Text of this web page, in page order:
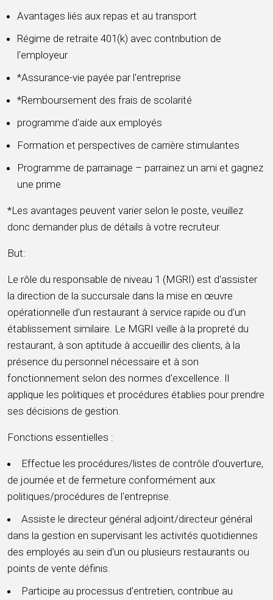
Avantages liés aux repas et au transport
Régime de retraite 401(k) avec contribution de
l'employeur
*Assurance-vie payée par l'entreprise
*Remboursement des frais de scolarité
programme d'aide aux employés
Formation et perspectives de carrière stimulantes
Programme de parrainage – parrainez un ami et gagnez
une prime
*Les avantages peuvent varier selon le poste, veuillez
donc demander plus de détails à votre recruteur.
But:
Le rôle du responsable de niveau 1 (MGRI) est d'assister
la direction de la succursale dans la mise en œuvre
opérationnelle d'un restaurant à service rapide ou d'un
établissement similaire. Le MGRI veille à la propreté du
restaurant, à son aptitude à accueillir des clients, à la
présence du personnel nécessaire et à son
fonctionnement selon des normes d'excellence. Il
applique les politiques et procédures établies pour prendre
ses décisions de gestion.
Fonctions essentielles :
Effectue les procédures/listes de contrôle d'ouverture,
de journée et de fermeture conformément aux
politiques/procédures de l'entreprise.
Assiste le directeur général adjoint/directeur général
dans la gestion en supervisant les activités quotidiennes
des employés au sein d'un ou plusieurs restaurants ou
points de vente définis.
Participe au processus d'entretien, contribue au